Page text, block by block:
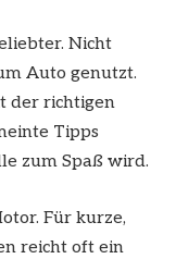
Nicht
Auto genutzt.
der richtigen
Tipps
zum Spaß wird.
Für kurze,
reicht oft ein